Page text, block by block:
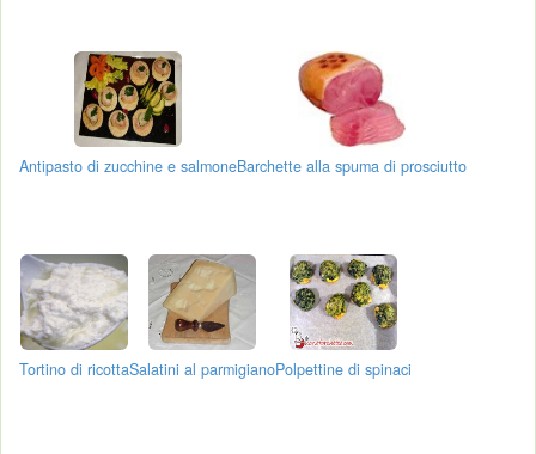
Antipasto di zucchine e salmoneBarchette alla spuma di prosciutto
Tortino di ricottaSalatini al parmigianoPolpettine di spinaci